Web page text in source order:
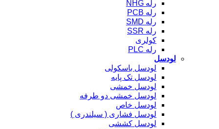
رله NHG
رله PCB
رله SMD
رله SSR
کولری
رله PLC
لودسل
لودسل باسکولی
لودسل تک پایه
لودسل خمشی
لودسل خمشی دو طرفه
لودسل خاص
لودسل فشاری ( سیلندری )
لودسل کششی